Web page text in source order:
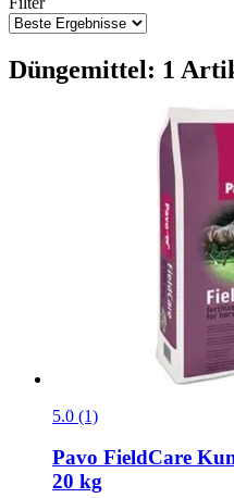
Düngemittel: 1
5.0 (1)
Pavo FieldCare
20 kg